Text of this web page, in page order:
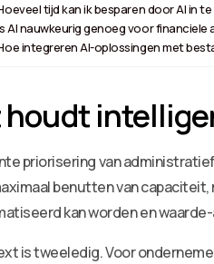
tijd kan ik besparen door AI in
AI nauwkeurig genoeg voor financiele
integreren AI-oplossingen met
houdt
priorisering van
benutten van
kan worden en
is tweeledig. Voor